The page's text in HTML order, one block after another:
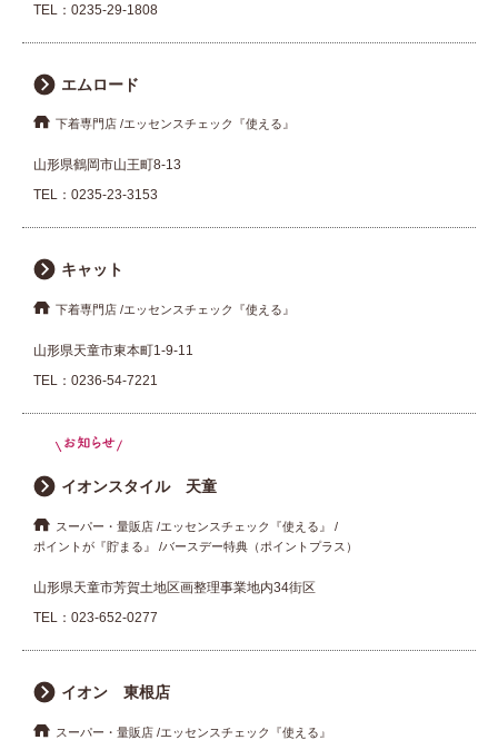
TEL： 0235-29-1808
エムロード
下着専門店 エッセンスチェック『使える』
山形県鶴岡市山王町8-13
TEL： 0235-23-3153
キャット
下着専門店 エッセンスチェック『使える』
山形県天童市東本町1-9-11
TEL： 0236-54-7221
イオンスタイル 天童
スーパー・量販店 エッセンスチェック『使える』
ポイントが『貯まる』
バースデー特典（ポイントプラス）
山形県天童市芳賀土地区画整理事業地内34街区
TEL： 023-652-0277
イオン 東根店
スーパー・量販店 エッセンスチェック『使える』